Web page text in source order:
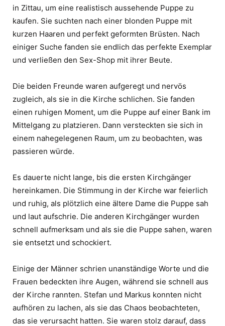
in Zittau, um eine realistisch aussehende Puppe zu
kaufen. Sie suchten nach einer blonden Puppe mit
kurzen Haaren und perfekt geformten Brüsten. Nach
einiger Suche fanden sie endlich das perfekte Exemplar
und verließen den Sex-Shop mit ihrer Beute.
Die beiden Freunde waren aufgeregt und nervös
zugleich, als sie in die Kirche schlichen. Sie fanden
einen ruhigen Moment, um die Puppe auf einer Bank im
Mittelgang zu platzieren. Dann versteckten sie sich in
einem nahegelegenen Raum, um zu beobachten, was
passieren würde.
Es dauerte nicht lange, bis die ersten Kirchgänger
hereinkamen. Die Stimmung in der Kirche war feierlich
und ruhig, als plötzlich eine ältere Dame die Puppe sah
und laut aufschrie. Die anderen Kirchgänger wurden
schnell aufmerksam und als sie die Puppe sahen, waren
sie entsetzt und schockiert.
Einige der Männer schrien unanständige Worte und die
Frauen bedeckten ihre Augen, während sie schnell aus
der Kirche rannten. Stefan und Markus konnten nicht
aufhören zu lachen, als sie das Chaos beobachteten,
das sie verursacht hatten. Sie waren stolz darauf, dass